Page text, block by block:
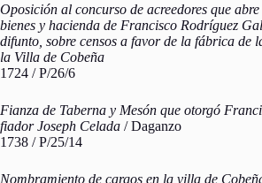
Oposición al concurso de acreedores que
bienes y hacienda de Francisco Rodríguez
difunto, sobre censos a favor de la fábrica de
la Villa de Cobeña
1724 / P/26/6
Fianza de Taberna y Mesón que otorgó
fiador Joseph Celada / Daganzo
1738 / P/25/14
Nombramiento de cargos en la villa de